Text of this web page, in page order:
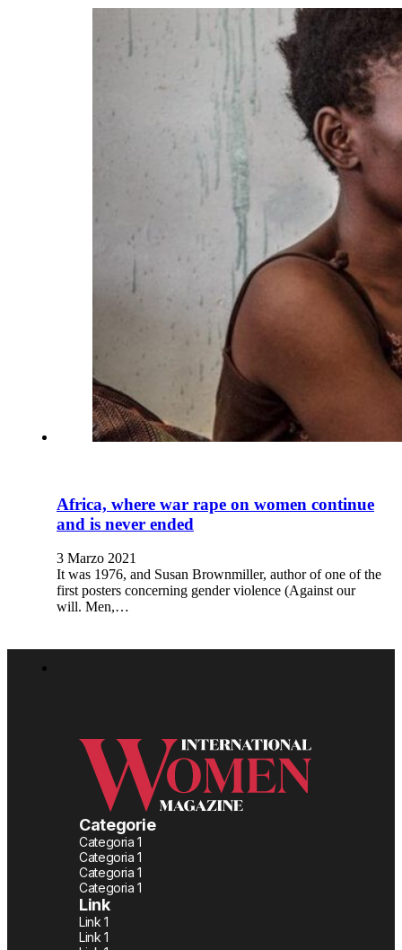
Africa, where war rape on women continue
and is never ended
3 Marzo 2021
It was 1976, and Susan Brownmiller, author of one of the
first posters concerning gender violence (Against our
will. Men,…
Categorie
Categoria 1
Categoria 1
Categoria 1
Categoria 1
Link
Link 1
Link 1